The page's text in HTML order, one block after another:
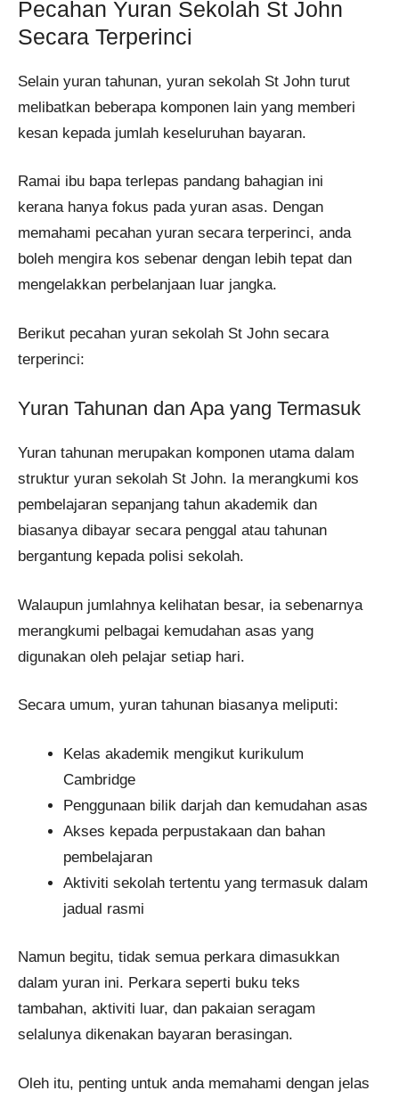
Pecahan Yuran Sekolah St John
Secara Terperinci
Selain yuran tahunan, yuran sekolah St John turut
melibatkan beberapa komponen lain yang memberi
kesan kepada jumlah keseluruhan bayaran.
Ramai ibu bapa terlepas pandang bahagian ini
kerana hanya fokus pada yuran asas. Dengan
memahami pecahan yuran secara terperinci, anda
boleh mengira kos sebenar dengan lebih tepat dan
mengelakkan perbelanjaan luar jangka.
Berikut pecahan yuran sekolah St John secara
terperinci:
Yuran Tahunan dan Apa yang Termasuk
Yuran tahunan merupakan komponen utama dalam
struktur yuran sekolah St John. Ia merangkumi kos
pembelajaran sepanjang tahun akademik dan
biasanya dibayar secara penggal atau tahunan
bergantung kepada polisi sekolah.
Walaupun jumlahnya kelihatan besar, ia sebenarnya
merangkumi pelbagai kemudahan asas yang
digunakan oleh pelajar setiap hari.
Secara umum, yuran tahunan biasanya meliputi:
Kelas akademik mengikut kurikulum
Cambridge
Penggunaan bilik darjah dan kemudahan asas
Akses kepada perpustakaan dan bahan
pembelajaran
Aktiviti sekolah tertentu yang termasuk dalam
jadual rasmi
Namun begitu, tidak semua perkara dimasukkan
dalam yuran ini. Perkara seperti buku teks
tambahan, aktiviti luar, dan pakaian seragam
selalunya dikenakan bayaran berasingan.
Oleh itu, penting untuk anda memahami dengan jelas